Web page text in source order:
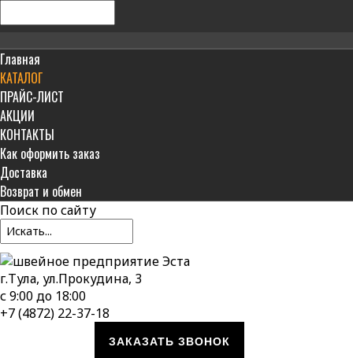
Главная
КАТАЛОГ
ПРАЙС-ЛИСТ
АКЦИИ
КОНТАКТЫ
Как оформить заказ
Доставка
Возврат и обмен
Поиск по сайту
г.Тула, ул.Прокудина, 3
с 9:00 до 18:00
+7 (4872) 22-37-18
ЗАКАЗАТЬ ЗВОНОК